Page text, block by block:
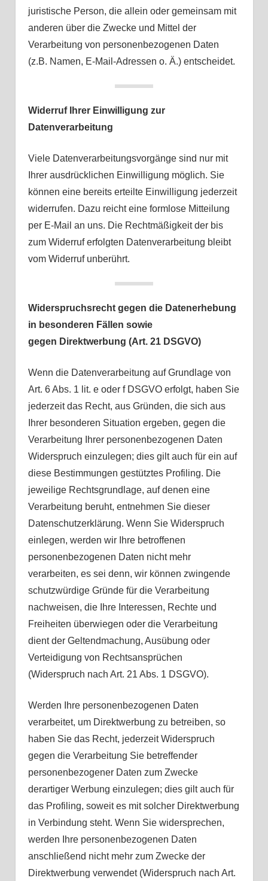
juristische Person, die allein oder gemeinsam mit
anderen über die Zwecke und Mittel der
Verarbeitung von personenbezogenen Daten
(z.B. Namen, E-Mail-Adressen o. Ä.) entscheidet.
Widerruf Ihrer Einwilligung zur
Datenverarbeitung
Viele Datenverarbeitungsvorgänge sind nur mit
Ihrer ausdrücklichen Einwilligung möglich. Sie
können eine bereits erteilte Einwilligung jederzeit
widerrufen. Dazu reicht eine formlose Mitteilung
per E-Mail an uns. Die Rechtmäßigkeit der bis
zum Widerruf erfolgten Datenverarbeitung bleibt
vom Widerruf unberührt.
Widerspruchsrecht gegen die Datenerhebung
in besonderen Fällen sowie
gegen Direktwerbung (Art. 21 DSGVO)
Wenn die Datenverarbeitung auf Grundlage von
Art. 6 Abs. 1 lit. e oder f DSGVO erfolgt, haben Sie
jederzeit das Recht, aus Gründen, die sich aus
Ihrer besonderen Situation ergeben, gegen die
Verarbeitung Ihrer personenbezogenen Daten
Widerspruch einzulegen; dies gilt auch für ein auf
diese Bestimmungen gestütztes Profiling. Die
jeweilige Rechtsgrundlage, auf denen eine
Verarbeitung beruht, entnehmen Sie dieser
Datenschutzerklärung. Wenn Sie Widerspruch
einlegen, werden wir Ihre betroffenen
personenbezogenen Daten nicht mehr
verarbeiten, es sei denn, wir können zwingende
schutzwürdige Gründe für die Verarbeitung
nachweisen, die Ihre Interessen, Rechte und
Freiheiten überwiegen oder die Verarbeitung
dient der Geltendmachung, Ausübung oder
Verteidigung von Rechtsansprüchen
(Widerspruch nach Art. 21 Abs. 1 DSGVO).
Werden Ihre personenbezogenen Daten
verarbeitet, um Direktwerbung zu betreiben, so
haben Sie das Recht, jederzeit Widerspruch
gegen die Verarbeitung Sie betreffender
personenbezogener Daten zum Zwecke
derartiger Werbung einzulegen; dies gilt auch für
das Profiling, soweit es mit solcher Direktwerbung
in Verbindung steht. Wenn Sie widersprechen,
werden Ihre personenbezogenen Daten
anschließend nicht mehr zum Zwecke der
Direktwerbung verwendet (Widerspruch nach Art.